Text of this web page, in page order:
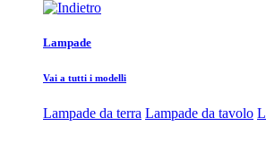
Lampade
Vai a tutti i modelli
Lampade da terra Lampade da tavolo